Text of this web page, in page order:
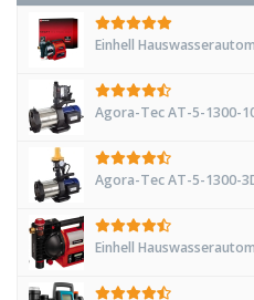
Einhell
Agora-Tec AT-5-1300-
Agora-Tec AT-5-1300-
Einhell